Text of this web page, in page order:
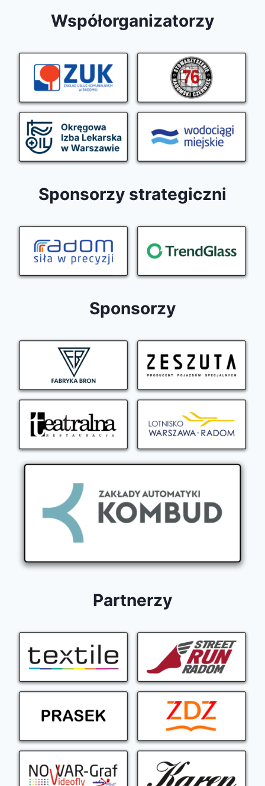
Współorganizatorzy
Sponsorzy strategiczni
Sponsorzy
Partnerzy